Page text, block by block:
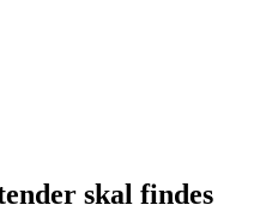
skal findes